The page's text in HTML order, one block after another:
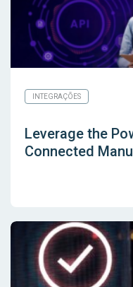
INTEGRAÇÕES
Leverage the
Connected